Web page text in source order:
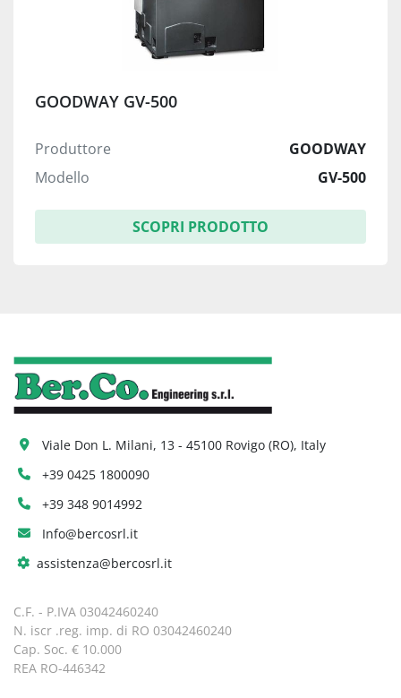
GOODWAY GV-500
Produttore
GOODWAY
Modello
GV-500
SCOPRI PRODOTTO
Viale Don L. Milani, 13 - 45100 Rovigo (RO), Italy
+39 0425 1800090
+39 348 9014992
Info@bercosrl.it
assistenza@bercosrl.it
C.F. - P.IVA 03042460240
N. iscr .reg. imp. di RO 03042460240
Cap. Soc. € 10.000
REA RO-446342